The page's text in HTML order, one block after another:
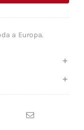
a Europa.